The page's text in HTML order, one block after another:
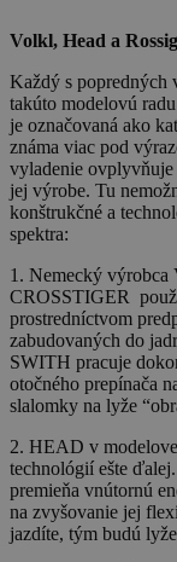
Volkl, Head a
Každý s popredných
takúto modelovú
je označovaná ako
známa viac pod
vyladenie ovplyvňuje
jej výrobe. Tu
konštrukčné a
spektra:
1. Nemecký
CROSSTIGER
prostredníctvom
zabudovaných do
SWITH pracuje
otočného prepínača
slalomky na lyže
2. HEAD v
technológií ešte
premieňa vnútornú
na zvyšovanie jej
jazdíte, tým budú